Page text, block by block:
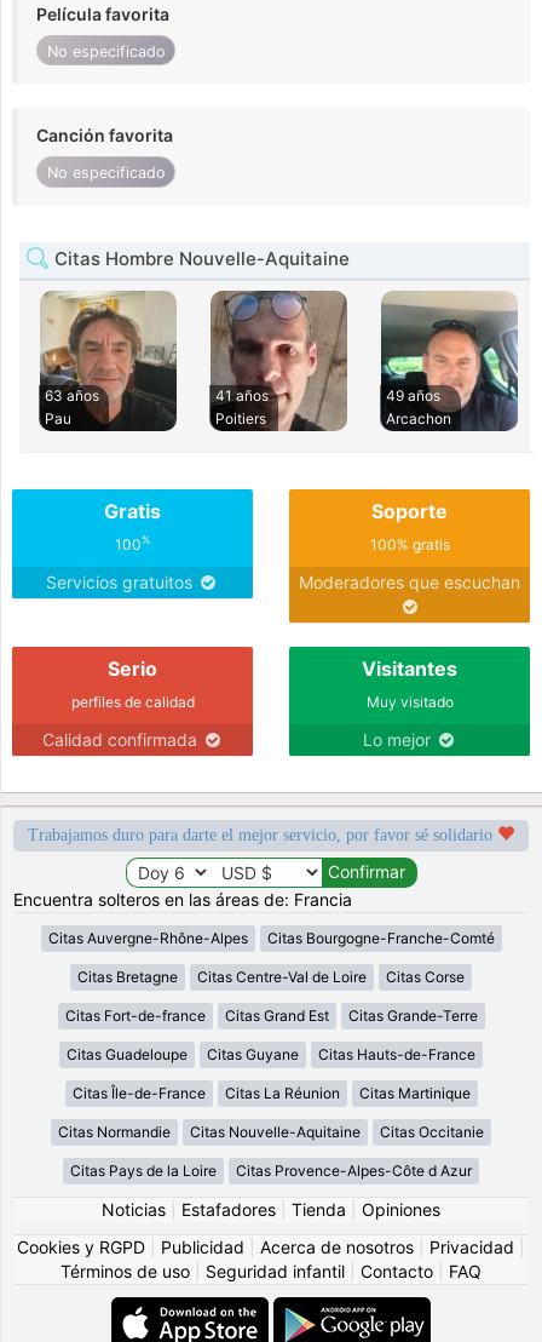
Película favorita
No especificado
Canción favorita
No especificado
Citas Hombre Nouvelle-Aquitaine
63 años
Pau
41 años
Poitiers
49 años
Arcachon
Gratis
100%
Servicios gratuitos
Soporte
100% gratis
Moderadores que escuchan
Serio
perfiles de calidad
Calidad confirmada
Visitantes
Muy visitado
Lo mejor
Trabajamos duro para darte el mejor servicio, por favor sé solidario
Encuentra solteros en las áreas de: Francia
Citas Auvergne-Rhône-Alpes Citas Bourgogne-Franche-Comté
Citas Bretagne Citas Centre-Val de Loire Citas Corse
Citas Fort-de-france Citas Grand Est Citas Grande-Terre
Citas Guadeloupe Citas Guyane Citas Hauts-de-France
Citas Île-de-France Citas La Réunion Citas Martinique
Citas Normandie Citas Nouvelle-Aquitaine Citas Occitanie
Citas Pays de la Loire Citas Provence-Alpes-Côte d Azur
Noticias Estafadores Tienda
Opiniones
Cookies y RGPD
Publicidad Acerca de nosotros Privacidad
Términos de uso
Seguridad infantil Contacto FAQ